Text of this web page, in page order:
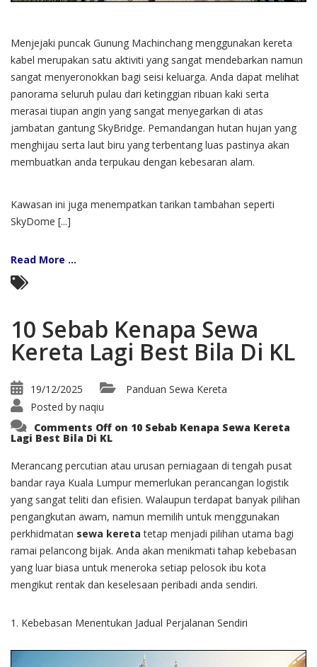
Menjejaki puncak Gunung Machinchang menggunakan kereta
kabel merupakan satu aktiviti yang sangat mendebarkan namun
sangat menyeronokkan bagi seisi keluarga. Anda dapat melihat
panorama seluruh pulau dari ketinggian ribuan kaki serta
merasai tiupan angin yang sangat menyegarkan di atas
jambatan gantung SkyBridge. Pemandangan hutan hujan yang
menghijau serta laut biru yang terbentang luas pastinya akan
membuatkan anda terpukau dengan kebesaran alam.
Kawasan ini juga menempatkan tarikan tambahan seperti
SkyDome [...]
Read More ...
10 Sebab Kenapa Sewa
Kereta Lagi Best Bila Di KL
19/12/2025
Panduan Sewa Kereta
Posted by naqiu
Comments Off on 10 Sebab Kenapa Sewa Kereta
Lagi Best Bila Di KL
Merancang percutian atau urusan perniagaan di tengah pusat
bandar raya Kuala Lumpur memerlukan perancangan logistik
yang sangat teliti dan efisien. Walaupun terdapat banyak pilihan
pengangkutan awam, namun memilih untuk menggunakan
perkhidmatan sewa kereta tetap menjadi pilihan utama bagi
ramai pelancong bijak. Anda akan menikmati tahap kebebasan
yang luar biasa untuk meneroka setiap pelosok ibu kota
mengikut rentak dan keselesaan peribadi anda sendiri.
1. Kebebasan Menentukan Jadual Perjalanan Sendiri